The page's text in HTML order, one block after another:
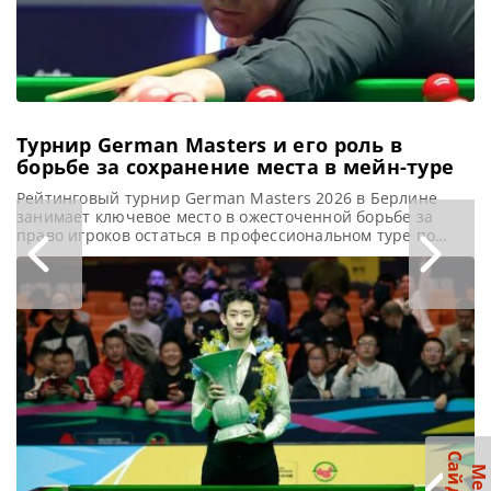
Кайреном Уилсоном
и одержал
уверенную
Турнир German Masters и его роль в
борьбе за сохранение места в мейн-туре
Рейтинговый турнир German Masters 2026 в Берлине
занимает ключевое место в ожесточенной борьбе за
право игроков остаться в профессиональном туре по
снукеру, сообщает SnookerHQ Турнир German Masters
станет первой возможностью для многих игроков
завоевать рейтинговый трофей в 2026 году. Однако для
тех, кто занимает более низкие строчки рейтинга,
участие в Берлине может стать сигналом к